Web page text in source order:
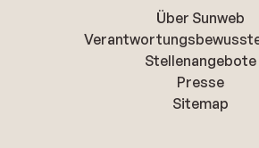
Über Sunweb
Stellenangebote
Presse
Sitemap